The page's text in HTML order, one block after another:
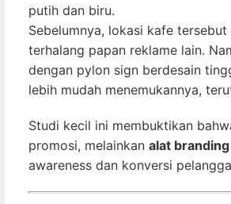
putih dan biru.
Sebelumnya, lokasi kafe
terhalang papan reklame lain.
dengan pylon sign berdesain
lebih mudah menemukannya,
Studi kecil ini membuktikan
promosi, melainkan alat
awareness dan konversi